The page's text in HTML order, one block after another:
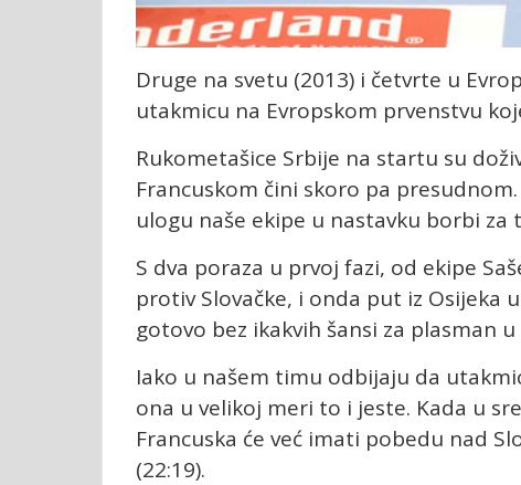
Druge na svetu (2013) i četvrte u
utakmicu na Evropskom prvenstvu
Rukometašice Srbije na startu su
Francuskom čini skoro pa
ulogu naše ekipe u nastavku borbi
S dva poraza u prvoj fazi, od ekipe
protiv Slovačke, i onda put iz Osijeka
gotovo bez ikakvih šansi za plasman u
Iako u našem timu odbijaju da
ona u velikoj meri to i jeste. Kada u
Francuska će već imati pobedu nad
(22:19).